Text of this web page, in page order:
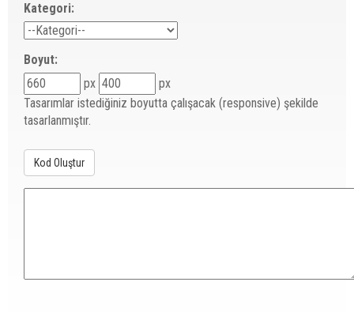
Kategori:
Boyut:
px
px
Tasarımlar istediğiniz boyutta çalışacak (responsive) şekilde
tasarlanmıştır.
Kod Oluştur